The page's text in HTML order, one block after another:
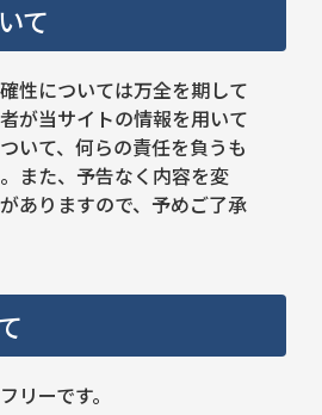
て
性については万全を期して
が当サイトの情報を用いて
いて、何らの責任を負うも
また、予告なく内容を変
ありますので、予めご了承
リーです。